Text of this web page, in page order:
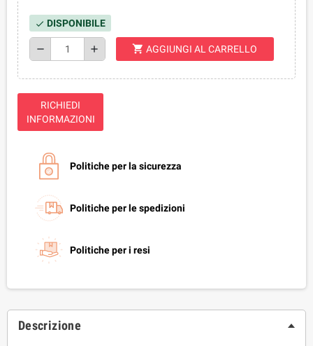
check DISPONIBILE
remove add shopping_cart AGGIUNGI AL CARRELLO
RICHIEDI
INFORMAZIONI
Politiche per la sicurezza
Politiche per le spedizioni
Politiche per i resi
Descrizione